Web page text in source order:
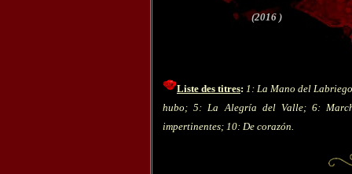
(2016 )
Liste des titres: 1: La Mano del Labriego
hubo; 5: La Alegría del Valle; 6:
impertinentes; 10: De corazón.